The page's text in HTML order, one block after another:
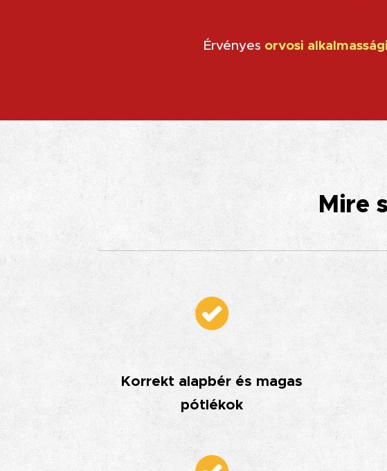
Érvényes orvosi alkalmassági
Mire
Korrekt alapbér és magas
pótlékok